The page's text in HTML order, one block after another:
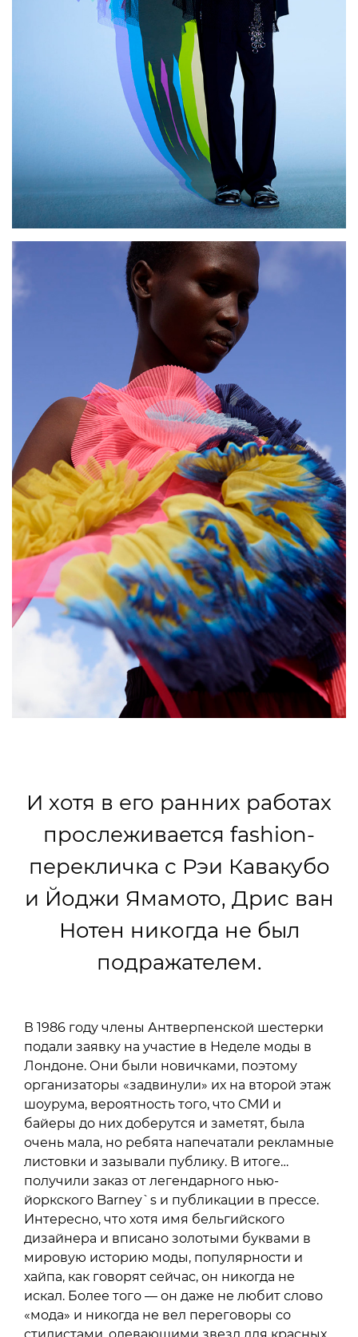
И хотя в его ранних работах
прослеживается fashion-
перекличка с Рэи Кавакубо
и Йоджи Ямамото, Дрис ван
Нотен никогда не был
подражателем.
В 1986 году члены Антверпенской шестерки
подали заявку на участие в Неделе моды в
Лондоне. Они были новичками, поэтому
организаторы «задвинули» их на второй этаж
шоурума, вероятность того, что СМИ и
байеры до них доберутся и заметят, была
очень мала, но ребята напечатали рекламные
листовки и зазывали публику. В итоге…
получили заказ от легендарного нью-
йоркского Barney`s и публикации в прессе.
Интересно, что хотя имя бельгийского
дизайнера и вписано золотыми буквами в
мировую историю моды, популярности и
хайпа, как говорят сейчас, он никогда не
искал. Более того — он даже не любит слово
«мода» и никогда не вел переговоры со
стилистами, одевающими звезд для красных